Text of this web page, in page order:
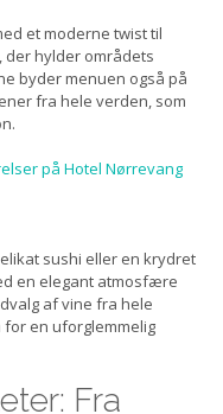
et moderne twist til
hylder områdets
byder menuen også på
fra hele verden, som
på Hotel Nørrevang
sushi eller en krydret
en elegant atmosfære
af vine fra hele
en uforglemmelig
Fra